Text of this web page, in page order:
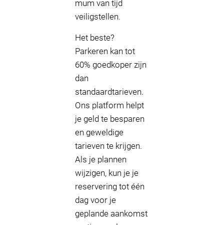
mum van tijd
veiligstellen.
Het beste?
Parkeren kan tot
60% goedkoper zijn
dan
standaardtarieven.
Ons platform helpt
je geld te besparen
en geweldige
tarieven te krijgen.
Als je plannen
wijzigen, kun je je
reservering tot één
dag voor je
geplande aankomst